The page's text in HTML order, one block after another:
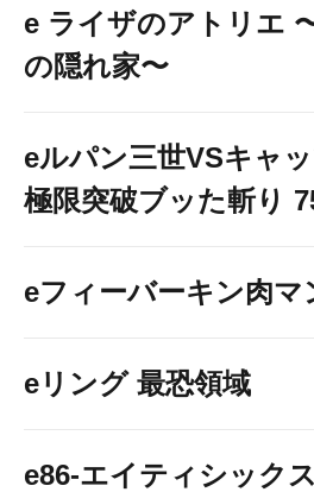
e ライザのアトリエ
の隠れ家〜
eルパン三世VSキャ
極限突破ブッた斬り
eフィーバーキン肉マ
eリング 最恐領域
e86-エイティシック